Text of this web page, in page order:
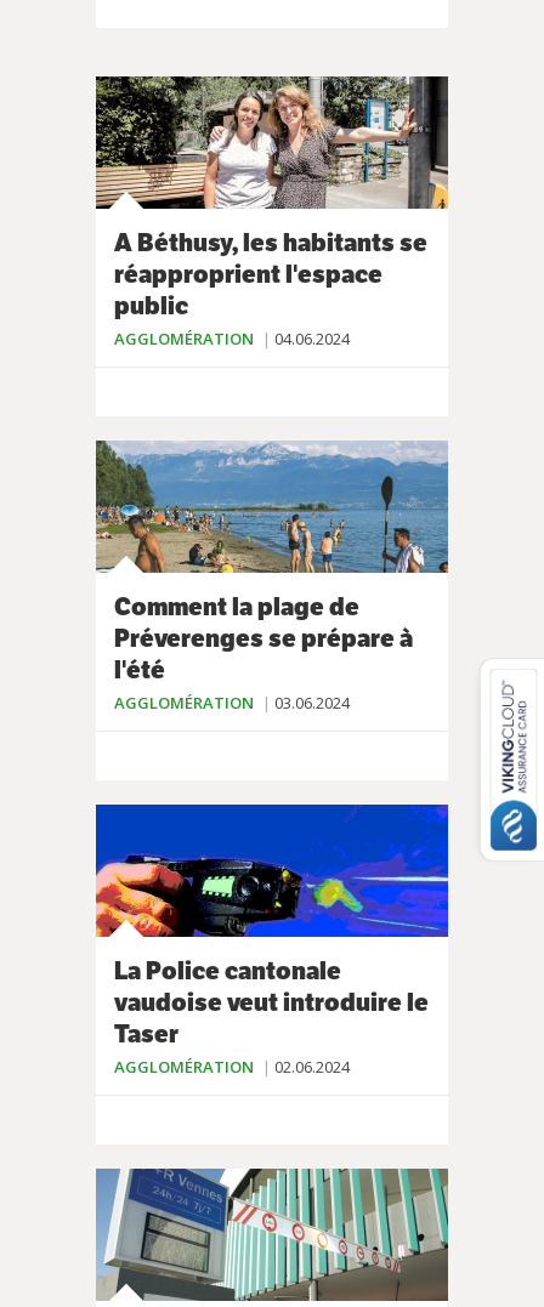
A Béthusy, les habitants se
réapproprient l'espace
public
AGGLOMÉRATION 04.06.2024
Comment la plage de
Préverenges se prépare à
l'été
AGGLOMÉRATION 03.06.2024
La Police cantonale
vaudoise veut introduire le
Taser
AGGLOMÉRATION 02.06.2024